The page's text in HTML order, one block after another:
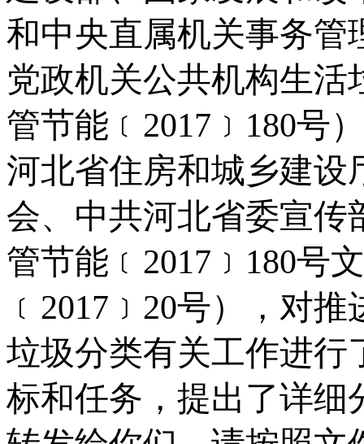
和中央直属机关事务管
党政机关公共机构生
管节能 ﹝ 2017 ﹞ 180号
河北省住房和城乡建设
会、中共河北省委宣传
管节能 ﹝ 2017 ﹞ 180号
﹝ 2017 ﹞ 20号），对推
垃圾分类有关工作进行
标和任务，提出了详细